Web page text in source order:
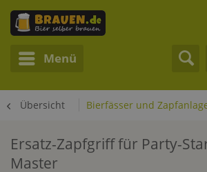
Menü
Übersicht Bierfässer und
Ersatz-Zapfgriff für Party-
Master